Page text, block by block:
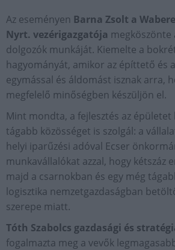
Az eseményen Barna Zsolt a
Nyrt. vezérigazgatója megköszönte
dolgozók munkáját. Kiemelte a
hagyományát, amikor az építtető és
egymással és áldomást isznak arra,
megfelelő minőségben készüljön el.
Mint mondta, a fejlesztés az
tágabb közösséget is szolgál: a
helyi iparűzési adóval Ecser
munkavállalókat azzal, hogy kétszáz
majd a csarnokban és egy még
logisztika nemzetgazdaságban
szerepe miatt.
Tóth Szabolcs gazdasági és
fogalmazta meg a vevők